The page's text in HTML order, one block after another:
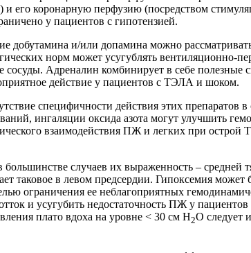
коронарную перфузию (посредством
у пациентов с гипотензией.
добутамина и/или допамина можно
норм может усугублять вентиляционно-
Адреналин комбинирует в себе полезные
действие у пациентов с ТЭЛА и шоком.
специфичности действия этих препаратов
ингаляции оксида азота могут улучшить
взаимодействия ПЖ и легких при острой
случаев их выраженность – средней
таковое в левом предсердии. Гипоксемия
ограничения ее неблагоприятных
и у­сугубить недостаточность ПЖ у
плато вдоха на уровне < 30 см H2O следует